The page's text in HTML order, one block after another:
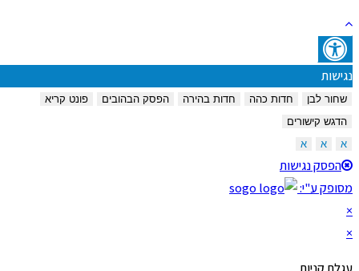
נגישות
שחור לבן חדות כהה חדות בהירה הפסק הבהובים
פונט קריא
הדגש קישורים
הפסק נגישות
מסופק ע"י: